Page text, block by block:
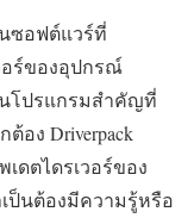
ซอฟต์แวร์ที่
อร์ของอุปกรณ์
นโปรแกรมสำคัญที่
อง Driverpack
ดตไดรเวอร์ของ
ป็นต้องมีความรู้หรือ